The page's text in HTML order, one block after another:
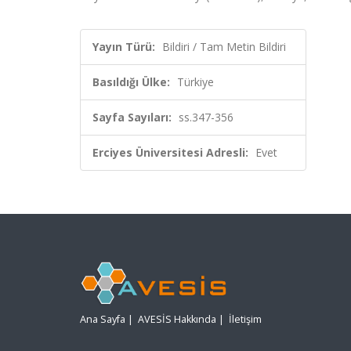
Yayın Türü: Bildiri / Tam Metin Bildiri
Basıldığı Ülke: Türkiye
Sayfa Sayıları: ss.347-356
Erciyes Üniversitesi Adresli: Evet
Ana Sayfa | AVESİS Hakkında | İletişim